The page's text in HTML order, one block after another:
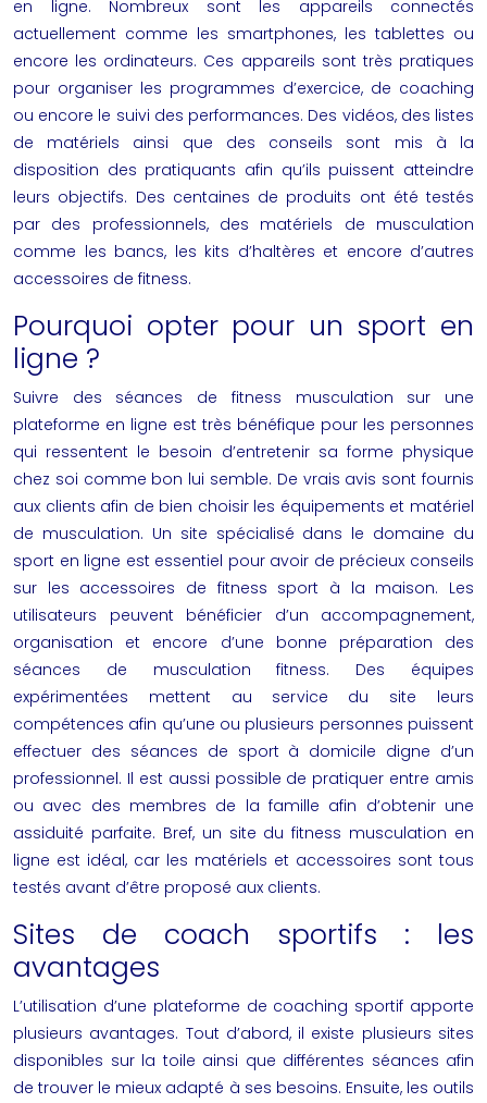
en ligne. Nombreux sont les appareils connectés
actuellement comme les smartphones, les tablettes ou
encore les ordinateurs. Ces appareils sont très pratiques
pour organiser les programmes d’exercice, de coaching
ou encore le suivi des performances. Des vidéos, des listes
de matériels ainsi que des conseils sont mis à la
disposition des pratiquants afin qu’ils puissent atteindre
leurs objectifs. Des centaines de produits ont été testés
par des professionnels, des matériels de musculation
comme les bancs, les kits d’haltères et encore d’autres
accessoires de fitness.
Pourquoi opter pour un sport en
ligne ?
Suivre des séances de fitness musculation sur une
plateforme en ligne est très bénéfique pour les personnes
qui ressentent le besoin d’entretenir sa forme physique
chez soi comme bon lui semble. De vrais avis sont fournis
aux clients afin de bien choisir les équipements et matériel
de musculation. Un site spécialisé dans le domaine du
sport en ligne est essentiel pour avoir de précieux conseils
sur les accessoires de fitness sport à la maison. Les
utilisateurs peuvent bénéficier d’un accompagnement,
organisation et encore d’une bonne préparation des
séances de musculation fitness. Des équipes
expérimentées mettent au service du site leurs
compétences afin qu’une ou plusieurs personnes puissent
effectuer des séances de sport à domicile digne d’un
professionnel. Il est aussi possible de pratiquer entre amis
ou avec des membres de la famille afin d’obtenir une
assiduité parfaite. Bref, un site du fitness musculation en
ligne est idéal, car les matériels et accessoires sont tous
testés avant d’être proposé aux clients.
Sites de coach sportifs : les
avantages
L’utilisation d’une plateforme de coaching sportif apporte
plusieurs avantages. Tout d’abord, il existe plusieurs sites
disponibles sur la toile ainsi que différentes séances afin
de trouver le mieux adapté à ses besoins. Ensuite, les outils